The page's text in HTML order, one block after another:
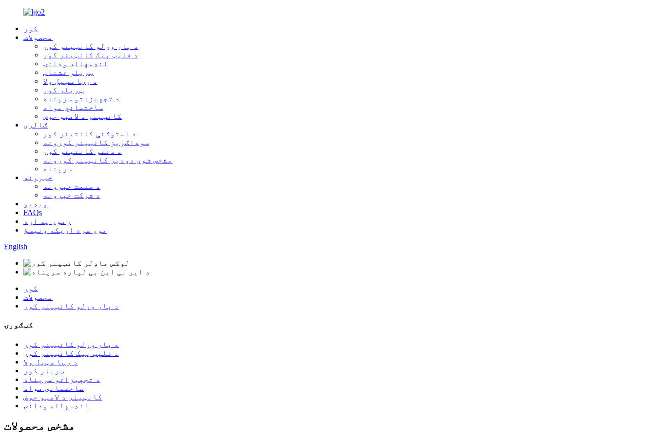
کور
محصولات
د بار وړلو کانټینر کور
د فلیټ پیک کانټینر کور
لنډمهاله ودانۍ
ټریلر تشناب
د رڼا سټیل ولا
ټریلر کور
د تجهیزاتو سرپناه
ساختماني مواد
کانټینر د لامبو حوض
ګالری
د استوګنې کانتینر کور
سوداګریز کانټینر کورونه
د دفتر کانتینر کور
مشخص شوي دودیز کانټینر کورونه
سرپناه
خبرونه
د صنعت خبرونه
د شرکت خبرونه
ویډیو
FAQs
زموږ په اړه
موږ سره اړیکه ونیسئ
English
کور
محصولات
د بار وړلو کانټینر کور
کټګورۍ
د بار وړلو کانټینر کور
د فلیټ پیک کانټینر کور
د رڼا سټیل ولا
ټریلر کور
د تجهیزاتو سرپناه
ساختماني مواد
کانټینر د لامبو حوض
لنډمهاله ودانۍ
مشخص محصولات